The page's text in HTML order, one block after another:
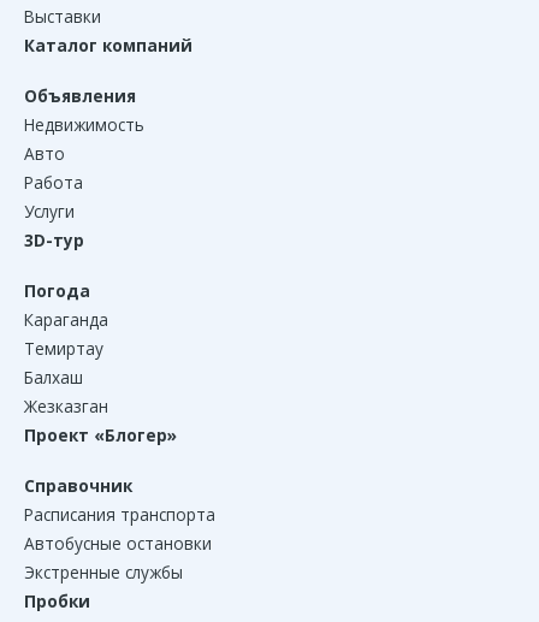
Выставки
Каталог компаний
Объявления
Недвижимость
Авто
Работа
Услуги
3D-тур
Погода
Караганда
Темиртау
Балхаш
Жезказган
Проект «Блогер»
Справочник
Расписания транспорта
Автобусные остановки
Экстренные службы
Пробки